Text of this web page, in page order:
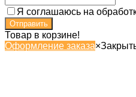
Я соглашаюсь на
Товар в корзине!
Оформление заказа×